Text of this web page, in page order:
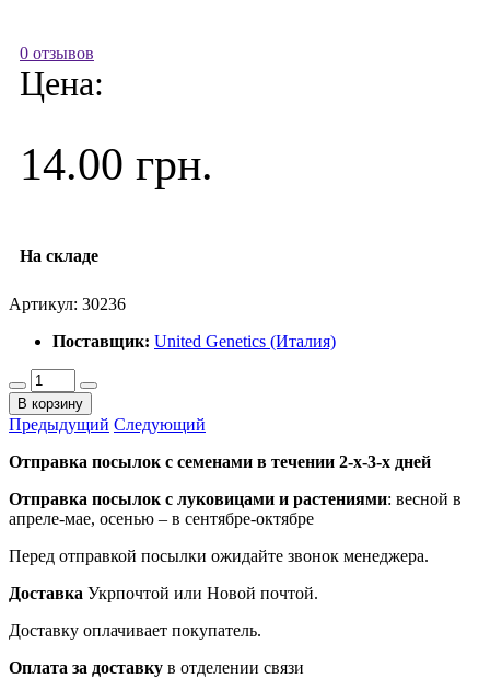
0 отзывов
Цена:
14.00 грн.
На складе
Артикул: 30236
Поставщик: United Genetics (Италия)
В корзину
Предыдущий Следующий
Отправка посылок с семенами в течении 2-х-3-х дней
Отправка посылок с луковицами и растениями: весной в
апреле-мае, осенью – в сентябре-октябре
Перед отправкой посылки ожидайте звонок менеджера.
Доставка Укрпочтой или Новой почтой.
Доставку оплачивает покупатель.
Оплата за доставку в отделении связи